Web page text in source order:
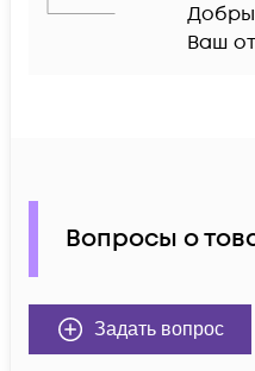
Ваш
Вопросы о
Задать вопрос